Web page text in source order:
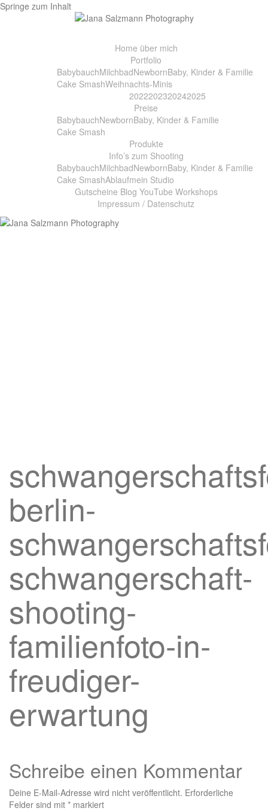
Springe zum Inhalt
Home über mich
Portfolio
BabybauchMilchbadNewbornBaby, Kinder & Familie
Cake SmashWeihnachts-Minis
2022202320242025
Preise
BabybauchNewbornBaby, Kinder & Familie
Cake Smash
Produkte
Info’s zum Shooting
BabybauchMilchbadNewbornBaby, Kinder & Familie
Cake SmashAblaufmein Studio
Gutscheine Blog YouTube Workshops
Impressum / Datenschutz
berlin-
schwangerschaft-
shooting-
familienfoto-in-
freudiger-
erwartung
Schreibe einen Kommentar
Deine E-Mail-Adresse wird nicht veröffentlicht. Erforderliche
Felder sind mit * markiert